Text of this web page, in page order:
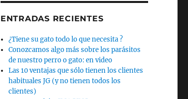
ENTRADAS RECIENTES
¿Tiene su gato todo lo que necesita ?
Conozcamos algo más sobre los parásitos
de nuestro perro o gato: en video
Las 10 ventajas que sólo tienen los clientes
habituales JG (y no tienen todos los
clientes)